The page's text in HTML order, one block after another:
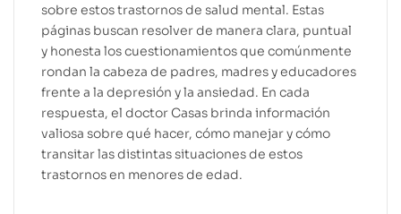
sobre estos trastornos de salud mental. Estas
páginas buscan resolver de manera clara, puntual
y honesta los cuestionamientos que comúnmente
rondan la cabeza de padres, madres y educadores
frente a la depresión y la ansiedad. En cada
respuesta, el doctor Casas brinda información
valiosa sobre qué hacer, cómo manejar y cómo
transitar las distintas situaciones de estos
trastornos en menores de edad.